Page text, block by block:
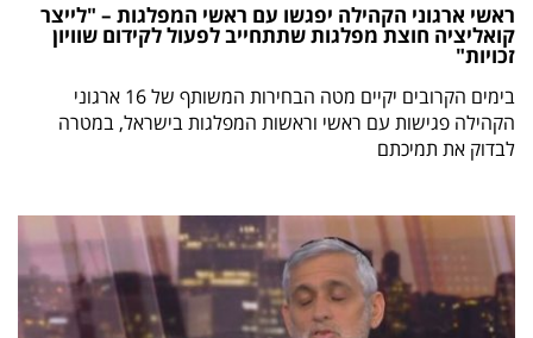
ראשי ארגוני הקהילה יפגשו עם ראשי המפלגות – "לייצר
קואליציה חוצת מפלגות שתתחייב לפעול לקידום שוויון
זכויות"
בימים הקרובים יקיים מטה הבחירות המשותף של 16 ארגוני
הקהילה פגישות עם ראשי וראשות המפלגות בישראל, במטרה
לבדוק את תמיכתם